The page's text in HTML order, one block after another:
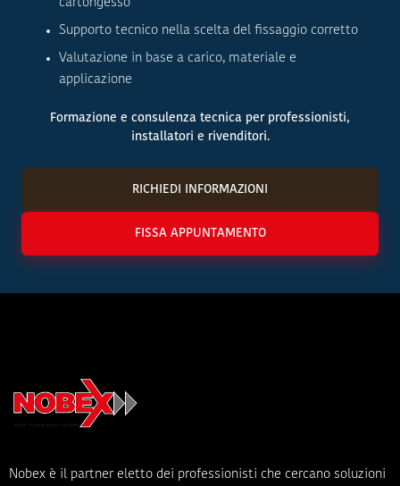
cartongesso
Supporto tecnico nella scelta del fissaggio corretto
Valutazione in base a carico, materiale e
applicazione
Formazione e consulenza tecnica per professionisti,
installatori e rivenditori.
RICHIEDI INFORMAZIONI
FISSA APPUNTAMENTO
Nobex è il partner eletto dei professionisti che cercano soluzioni